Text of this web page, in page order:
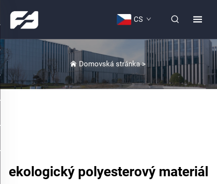
CS
Domovská stránka>
ekologický polyesterový materiál